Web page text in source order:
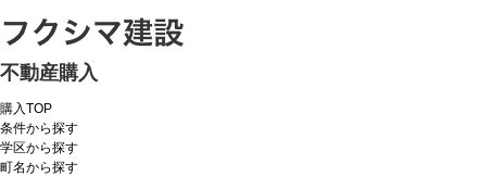
不動産購入
購入TOP
条件から探す
学区から探す
町名から探す